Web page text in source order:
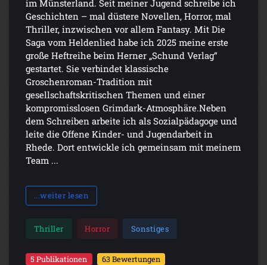
im Münsterland. Seit meiner Jugend schreibe ich
Geschichten – mal düstere Novellen, Horror, mal
Thriller, inzwischen vor allem Fantasy. Mit Die
Saga vom Heldenlied habe ich 2025 meine erste
große Heftreihe beim Herner „Schund Verlag“
gestartet. Sie verbindet klassische
Groschenroman-Tradition mit
gesellschaftskritischen Themen und einer
kompromisslosen Grimdark-Atmosphäre.Neben
dem Schreiben arbeite ich als Sozialpädagoge und
leite die Offene Kinder- und Jugendarbeit in
Rhede. Dort entwickle ich gemeinsam mit meinem
Team ...
...weiter lesen
Thriller Horror Sonstiges
5 Publikationen 63 Bewertungen